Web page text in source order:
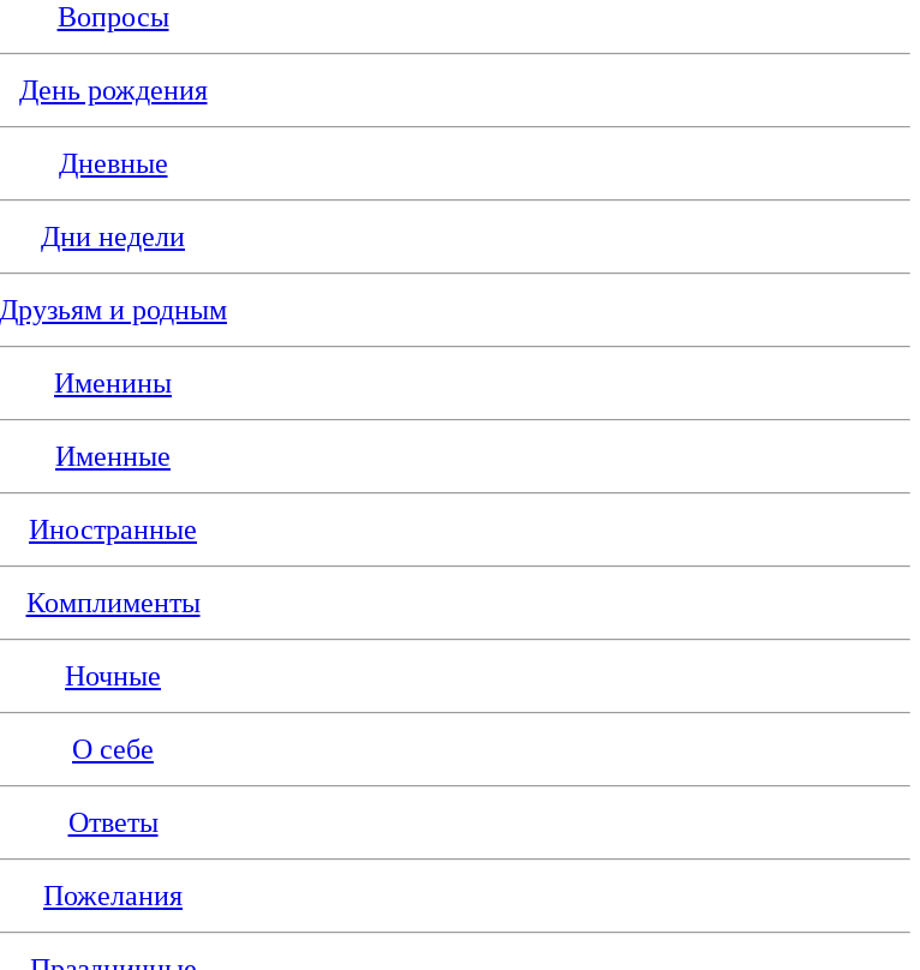
Вопросы
День рождения
Дневные
Дни недели
Друзьям и родным
Именины
Именные
Иностранные
Комплименты
Ночные
О себе
Ответы
Пожелания